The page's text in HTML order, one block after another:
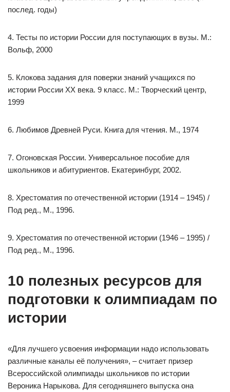
послед. годы)
4. Тесты по истории России для поступающих в вузы. М.:
Вольф, 2000
5. Клокова задания для поверки знаний учащихся по
истории России XX века. 9 класс. М.: Творческий центр,
1999
6. Любимов Древней Руси. Книга для чтения. М., 1974
7. Огоновская России. Универсальное пособие для
школьников и абитуриентов. Екатеринбург, 2002.
8. Хрестоматия по отечественной истории (1914 – 1945) /
Под ред., М., 1996.
9. Хрестоматия по отечественной истории (1946 – 1995) /
Под ред., М., 1996.
10 полезных ресурсов для
подготовки к олимпиадам по
истории
«Для лучшего усвоения информации надо использовать
различные каналы её получения», – считает призер
Всероссийской олимпиады школьников по истории
Вероника Нарыкова. Для сегодняшнего выпуска она